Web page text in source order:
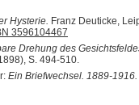
Hysterie. Franz Deuticke,
3596104467
Drehung des
S. 494-510.
Ein Briefwechsel. 1889-1916.